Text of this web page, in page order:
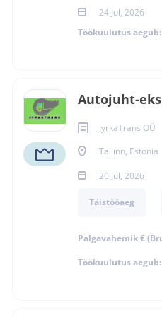
24 Jul, 2026
Töökuulutus aegub:
Autojuht-
JyrkaTrans OÜ
Tallinn, Estonia
20 Jul, 2026
Täistööaeg
Palgavahemik €
Töökuulutus aegub:
Peapilt
põhivisuaal)